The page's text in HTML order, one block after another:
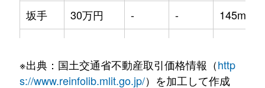
坂手
30万円 - -
145m²
福田
1,700万円 - -
320m²
※出典：国土交通省不動産取引価格情報（http
s://www.reinfolib.mlit.go.jp/）を加工して作成